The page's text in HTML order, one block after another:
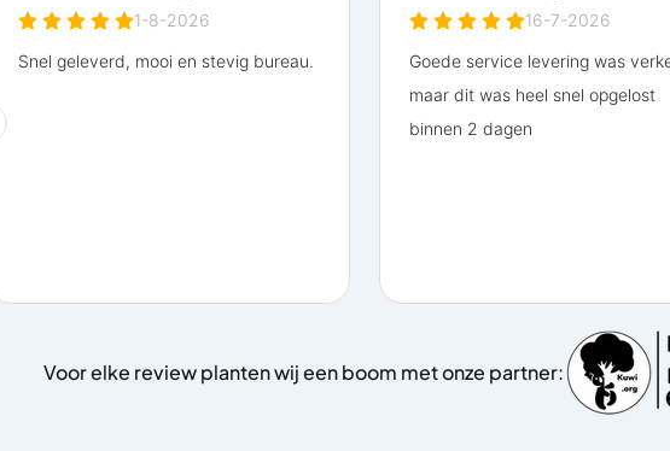
Voor elke review planten wij een boom met onze partner: